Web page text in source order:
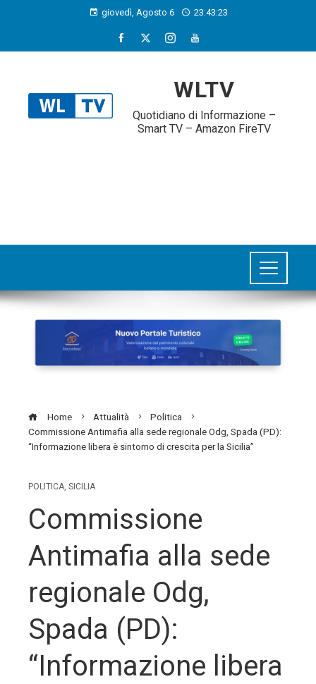
giovedì, Agosto 6 23:43:24
WLTV
Quotidiano di Informazione –
Smart TV – Amazon FireTV
Home Attualità
Politica
Commissione Antimafia alla sede regionale Odg, Spada (PD):
“Informazione libera è sintomo di crescita per la Sicilia”
POLITICA, SICILIA
Commissione
Antimafia alla sede
regionale Odg,
Spada (PD):
“Informazione libera